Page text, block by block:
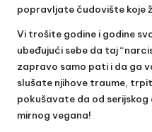
popravljate čudovište koje
Vi trošite godine i godine
ubeđujući sebe da taj
zapravo samo pati i da ga
slušate njihove traume,
pokušavate da od
mirnog vegana!